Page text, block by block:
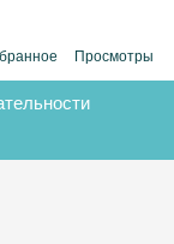
Просмотры